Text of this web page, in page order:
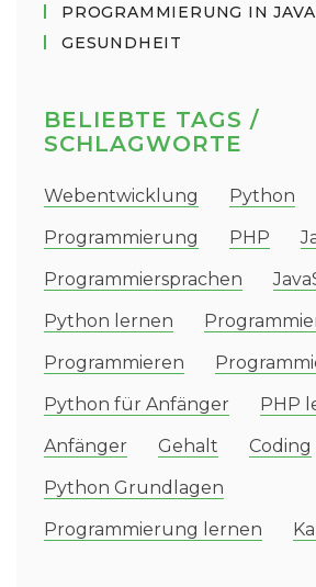
PROGRAMMIERUNG IN
GESUNDHEIT
BELIEBTE TAGS /
SCHLAGWORTE
Webentwicklung
Python
Programmierung
PHP
Programmiersprachen
Python lernen
Programmieren
Python für Anfänger
PHP
Anfänger
Gehalt Coding
Python Grundlagen
Programmierung lernen